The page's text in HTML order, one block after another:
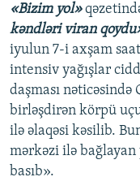
XƏBƏR
«Bizim yol»
kəndləri viran
iyulun 7-i axşam
intensiv yağışlar
daşması
birləşdirən körpü
ilə əlaqəsi kəsilib.
mərkəzi ilə
basıb».